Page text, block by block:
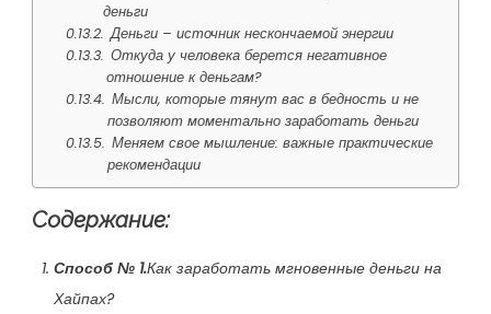
деньги
Деньги – источник нескончаемой энергии
Откуда у человека берется негативное
отношение к деньгам?
Мысли, которые тянут вас в бедность и не
позволяют моментально заработать деньги
Меняем свое мышление: важные практические
рекомендации
Содержание:
Способ № 1.Как заработать мгновенные деньги на
Хайпах?